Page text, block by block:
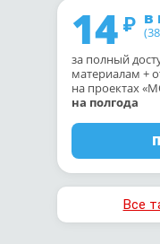
14 в
за полный
материалам +
на проектах
на полгода
Все